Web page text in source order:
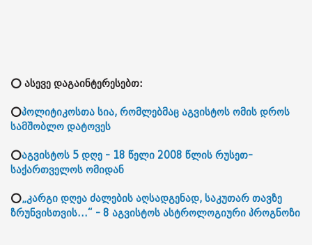
⭕ ასევე დაგაინტერესებთ:
⭕პოლიტიკოსთა სია, რომლებმაც აგვისტოს ომის დროს
სამშობლო დატოვეს
⭕აგვისტოს 5 დღე - 18 წელი 2008 წლის რუსეთ-
საქართველოს ომიდან
⭕„კარგი დღეა ძალების აღსადგენად, საკუთარ თავზე
ზრუნვისთვის...“ - 8 აგვისტოს ასტროლოგიური პროგნოზი